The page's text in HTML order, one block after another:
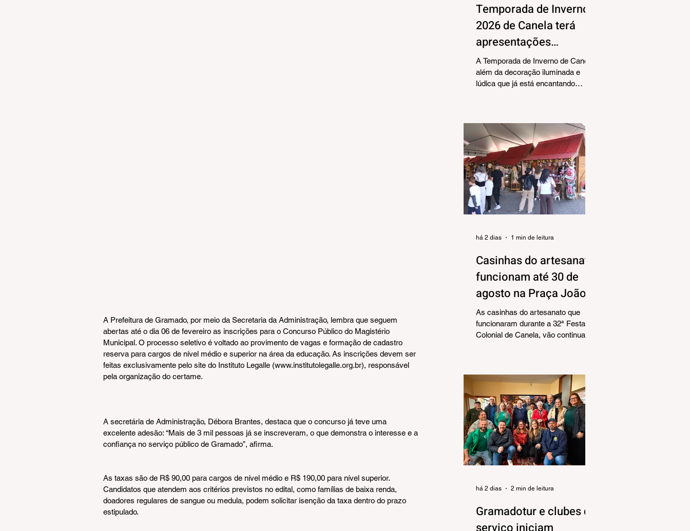
A Prefeitura de Gramado, por meio da Secretaria da Administração, lembra que seguem
abertas até o dia 06 de fevereiro as inscrições para o Concurso Público do Magistério
Municipal. O processo seletivo é voltado ao provimento de vagas e formação de cadastro
reserva para cargos de nível médio e superior na área da educação. As inscrições devem ser
feitas exclusivamente pelo site do Instituto Legalle (www.institutolegalle.org.br), responsável
pela organização do certame.
A secretária de Administração, Débora Brantes, destaca que o concurso já teve uma
excelente adesão: “Mais de 3 mil pessoas já se inscreveram, o que demonstra o interesse e a
confiança no serviço público de Gramado”, afirma.
As taxas são de R$ 90,00 para cargos de nível médio e R$ 190,00 para nível superior.
Candidatos que atendem aos critérios previstos no edital, como famílias de baixa renda,
doadores regulares de sangue ou medula, podem solicitar isenção da taxa dentro do prazo
estipulado.
Temporada de Inverno
2026 de Canela terá
apresentações
musicais na Praça João
Corrêa
A Temporada de Inverno de Canela,
além da decoração iluminada e
lúdica que já está encantando
de Turismo e Cultura para agradar
aos mais variados públicos e trazer
uma atmosfera mais intimista para
a Praça João Corrêa, onde as
apresentações vão acontecer, tendo
o Centro de Atenção ao Turista e a
Feira de Artesanato como pano de
fundo. Os shows estão
Casinhas do artesanato
funcionam até 30 de
agosto na Praça João
Corrêa
As casinhas do artesanato que
funcionaram durante a 32ª Festa
Colonial de Canela, vão continuar
Secretaria Municipal de Turismo e
Cultura, a pedido dos próprios
artesãos, a estrutura seguirá
montada para aproveitar a
movimentação da cidade durante a
Temporada de Inverno, que também
contará com programação musical
no local. O funcionamento da
há 2 dias 1 min de leitura
Gramadotur e clubes de
há 2 dias 2 min de leitura